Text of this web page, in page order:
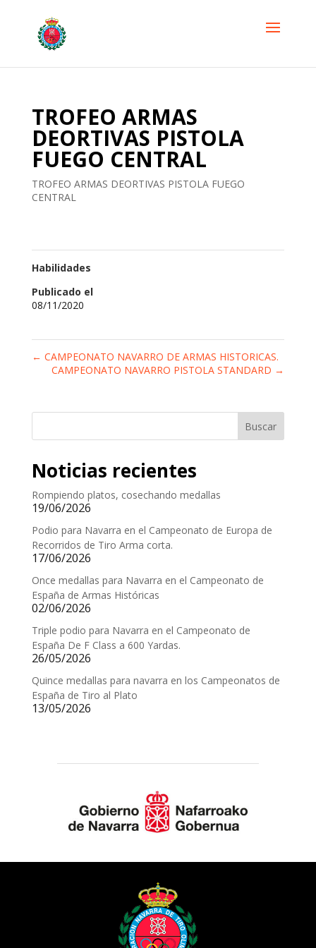
TROFEO ARMAS
DEORTIVAS PISTOLA
FUEGO CENTRAL
TROFEO ARMAS DEORTIVAS PISTOLA FUEGO
CENTRAL
Habilidades
Publicado el
08/11/2020
← CAMPEONATO NAVARRO DE ARMAS HISTORICAS.
CAMPEONATO NAVARRO PISTOLA STANDARD →
Buscar
Noticias recientes
Rompiendo platos, cosechando medallas
19/06/2026
Podio para Navarra en el Campeonato de Europa de
Recorridos de Tiro Arma corta.
17/06/2026
Once medallas para Navarra en el Campeonato de
España de Armas Históricas
02/06/2026
Triple podio para Navarra en el Campeonato de
España De F Class a 600 Yardas.
26/05/2026
Quince medallas para navarra en los Campeonatos de
España de Tiro al Plato
13/05/2026